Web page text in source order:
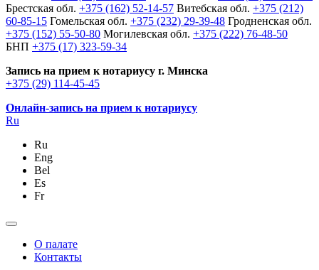
Брестская обл. +375 (162) 52-14-57 Витебская обл. +375 (212)
60-85-15 Гомельская обл. +375 (232) 29-39-48 Гродненская обл.
+375 (152) 55-50-80 Могилевская обл. +375 (222) 76-48-50
БНП +375 (17) 323-59-34
Запись на прием к нотариусу г. Минска
+375 (29) 114-45-45
Онлайн-запись на прием к нотариусу
Ru
Ru
Eng
Bel
Es
Fr
О палате
Контакты